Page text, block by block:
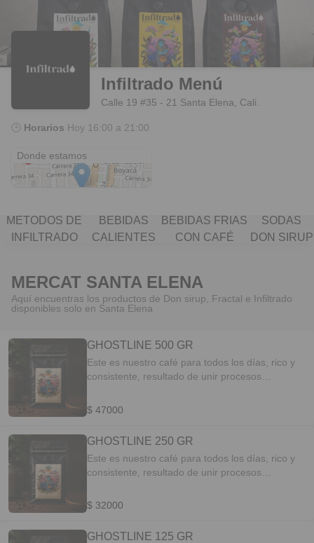
Infiltrado Menú
Calle 19 #35 - 21 Santa Elena, Cali.
🕒 Horarios Hoy 16:00 a 21:00
Donde estamos
MÉTODOS DE
INFILTRADO
BEBIDAS
CALIENTES
BEBIDAS FRÍAS
CON CAFÉ
SODAS
DON SIRUP
MERCAT SANTA ELENA
Aquí encuentras los productos de Don sirup, Fractal e Infiltrado
disponibles solo en Santa Elena
GHOSTLINE 500 GR
Este es nuestro café para todos los días, rico y
consistente, resultado de unir procesos
de Castillo Lavado y Castillo Natural. Perfil:
$ 47000
GHOSTLINE 250 GR
Este es nuestro café para todos los días, rico y
consistente, resultado de unir procesos
de Castillo Lavado y Castillo Natural. Perfil:
$ 32000
GHOSTLINE 125 GR